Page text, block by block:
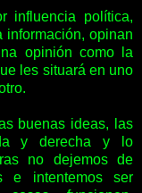
influencia política,
información, opinan
opinión como la
les situará en uno
buenas ideas, las
y derecha y lo
no dejemos de
e intentemos ser